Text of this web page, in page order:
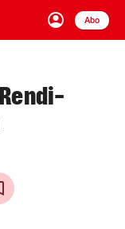
account_circle
Anmelden
Abo
close Schließen
arrow_right